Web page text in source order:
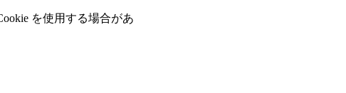
を使⽤する場合があ